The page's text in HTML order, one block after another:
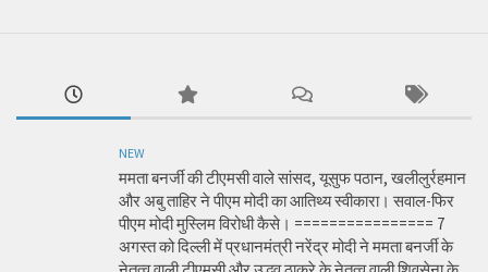
NEW
ममता बनर्जी की टीएमसी वाले सांसद, यूसुफ पठान, खलीलुर्रहमान
और अबु ताहिर ने पीएम मोदी का आतिथ्य स्वीकारा। सवाल-फिर
पीएम मोदी मुस्लिम विरोधी कैसे। ================ 7
अगस्त को दिल्ली में प्रधानमंत्री नरेंद्र मोदी ने ममता बनर्जी के